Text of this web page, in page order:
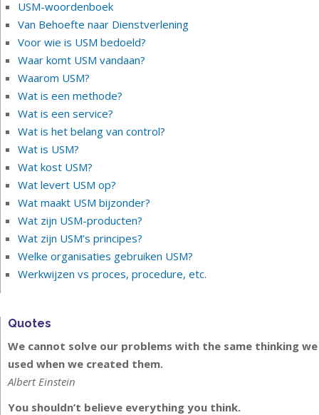
USM-woordenboek
Van Behoefte naar Dienstverlening
Voor wie is USM bedoeld?
Waar komt USM vandaan?
Waarom USM?
Wat is een methode?
Wat is een service?
Wat is het belang van control?
Wat is USM?
Wat kost USM?
Wat levert USM op?
Wat maakt USM bijzonder?
Wat zijn USM-producten?
Wat zijn USM’s principes?
Welke organisaties gebruiken USM?
Werkwijzen vs proces, procedure, etc.
Quotes
We cannot solve our problems with the same thinking we
used when we created them.
Albert Einstein
You shouldn’t believe everything you think.